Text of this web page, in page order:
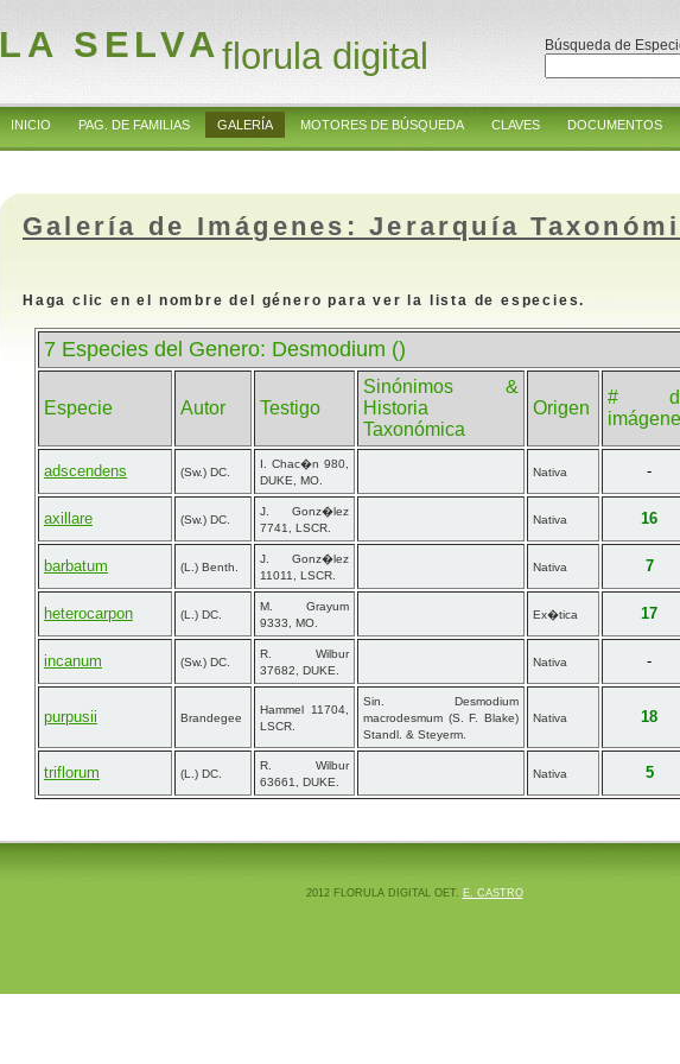
LA SELVAflorula digital Búsqueda de
INICIO PAG. DE FAMILIAS GALERÍA MOTORES DE BÚSQUEDA CLAVES DOCUMENTOS
Galería de Imágenes: Jerarquía
Haga clic en el nombre del género para ver la lista de especies.
7 Especies del Genero: Desmodium ()
Especie Autor Testigo
Sinónimos &
Historia
Taxonómica
Origen
#
adscendens (Sw.) DC.
I. Chac�n 980,
DUKE, MO.
Nativa -
axillare (Sw.) DC.
J. Gonz�lez
7741, LSCR.
Nativa 16
barbatum (L.) Benth.
J. Gonz�lez
11011, LSCR.
Nativa 7
heterocarpon (L.) DC.
M. Grayum
9333, MO.
Ex�tica 17
incanum (Sw.) DC.
R. Wilbur
37682, DUKE.
Nativa -
purpusii Brandegee
Hammel 11704,
LSCR.
Sin. Desmodium
macrodesmum (S. F. Blake)
Standl. & Steyerm.
Nativa 18
triflorum (L.) DC.
R. Wilbur
63661, DUKE.
Nativa 5
2012 FLORULA DIGITAL OET. E. CASTRO